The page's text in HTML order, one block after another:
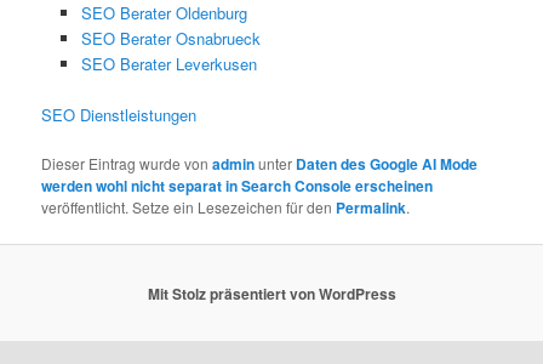
SEO Berater Oldenburg
SEO Berater Osnabrueck
SEO Berater Leverkusen
SEO Dienstleistungen
Dieser Eintrag wurde vonadminunter Daten des Google AI Mode
werden wohl nicht separat in Search Console erscheinen
veröffentlicht. Setze ein Lesezeichen für den Permalink.
Mit Stolz präsentiert von WordPress